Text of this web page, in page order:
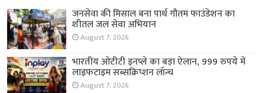
जनसेवा की मिसाल बना पार्थ गौतम फाउंडेशन का
शीतल जल सेवा अभियान
August 7, 2026
भारतीय ओटीटी इनप्ले का बड़ा ऐलान, 999 रुपये में
लाइफटाइम सब्सक्रिप्शन लॉन्च
August 7, 2026